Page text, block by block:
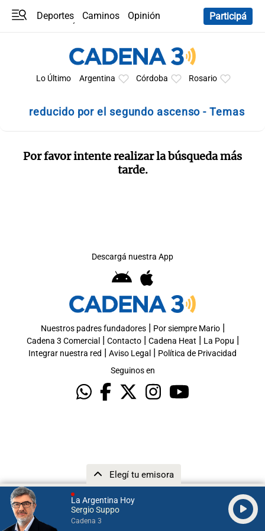
La Argentina Hoy
Sergio Suppo
Cadena 3
Elegí tu emisora
Deportes Caminos
Opinión
Participá
Lo Último Argentina Córdoba Rosario
reducido por el segundo ascenso - Temas
Por favor intente realizar la búsqueda más
tarde.
Descargá nuestra App
Nuestros padres fundadores| Por siempre Mario|
Cadena 3 Comercial | Contacto| Cadena Heat | La Popu |
Integrar nuestra red | Aviso Legal | Política de Privacidad
Seguinos en